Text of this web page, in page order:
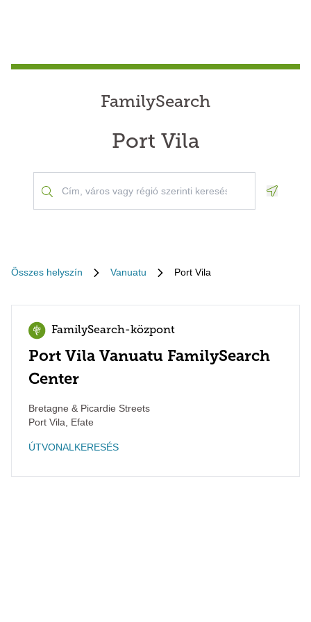
FamilySearch
Port Vila
Összes helyszín Vanuatu Port Vila
FamilySearch-központ
Port Vila Vanuatu FamilySearch
Center
Bretagne & Picardie Streets
Port Vila
Efate
ÚTVONALKERESÉS